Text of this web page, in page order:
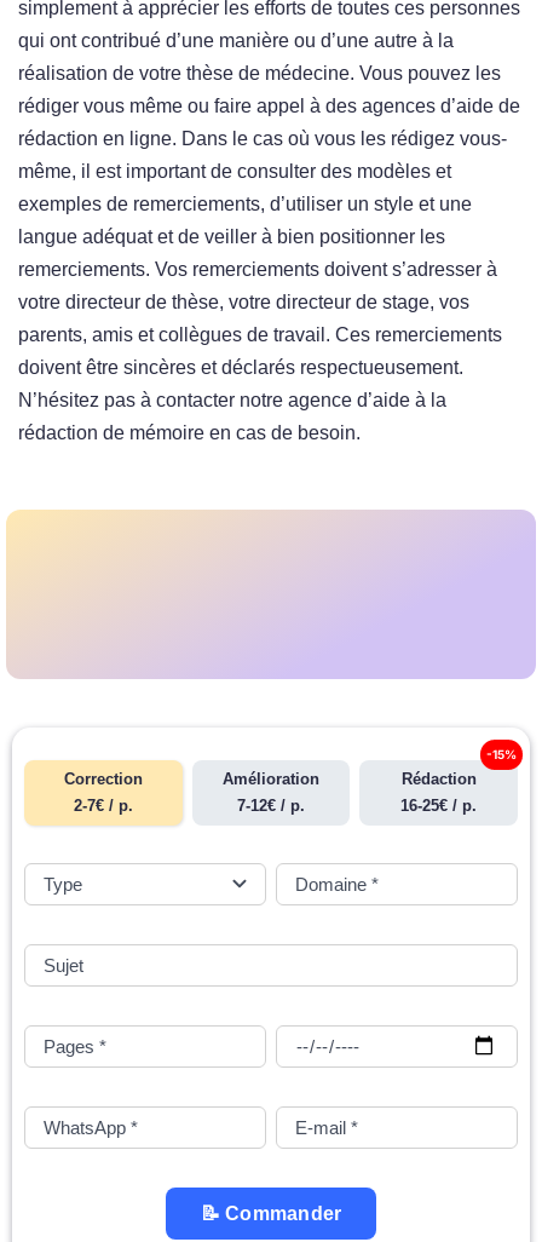
simplement à apprécier les efforts de toutes ces personnes
qui ont contribué d’une manière ou d’une autre à la
réalisation de votre thèse de médecine. Vous pouvez les
rédiger vous même ou faire appel à des agences d’aide de
rédaction en ligne. Dans le cas où vous les rédigez vous-
même, il est important de consulter des modèles et
exemples de remerciements, d’utiliser un style et une
langue adéquat et de veiller à bien positionner les
remerciements. Vos remerciements doivent s’adresser à
votre directeur de thèse, votre directeur de stage, vos
parents, amis et collègues de travail. Ces remerciements
doivent être sincères et déclarés respectueusement.
N’hésitez pas à contacter notre agence d’aide à la
rédaction de mémoire en cas de besoin.
Correction
2-7€ / p.
Amélioration
7-12€ / p.
Rédaction
16-25€ / p.
-15%
📝 Commander